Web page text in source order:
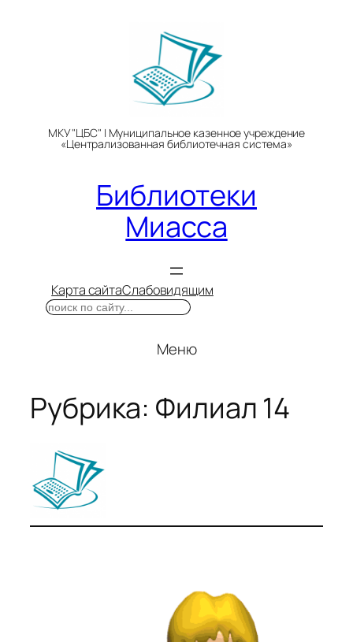
МКУ "ЦБС" | Муниципальное казенное учреждение
«Централизованная библиотечная система»
Библиотеки
Миасса
Карта сайтаСлабовидящим
Поиск
Меню
Рубрика: Филиал 14